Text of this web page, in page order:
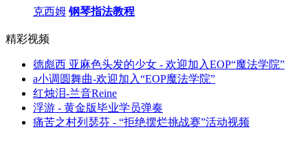
克西姆 钢琴指法教程
精彩视频
德彪西 亚麻色头发的少女 - 欢迎加入EOP“魔法学院”
a小调圆舞曲-欢迎加入“EOP魔法学院”
红烛泪-兰音Reine
浮游 - 黄金版毕业学员弹奏
痛苦之村列瑟芬 - “拒绝摆烂挑战赛”活动视频